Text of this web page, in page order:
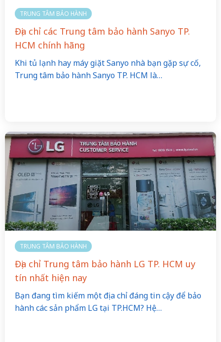
TRUNG TÂM BẢO HÀNH
Địa chỉ các Trung tâm bảo hành Sanyo TP.
HCM chính hãng
Khi tủ lạnh hay máy giặt Sanyo nhà bạn gặp sự cố,
Trung tâm bảo hành Sanyo TP. HCM là…
TRUNG TÂM BẢO HÀNH
Địa chỉ Trung tâm bảo hành LG TP. HCM uy
tín nhất hiện nay
Bạn đang tìm kiếm một địa chỉ đáng tin cậy để bảo
hành các sản phẩm LG tại TP.HCM? Hệ…